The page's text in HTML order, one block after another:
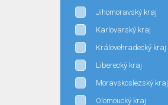
Jihomoravský kraj
Karlovarský kraj
Královehradecký kraj
Liberecký kraj
Moravskoslezský kraj
Olomoucký kraj